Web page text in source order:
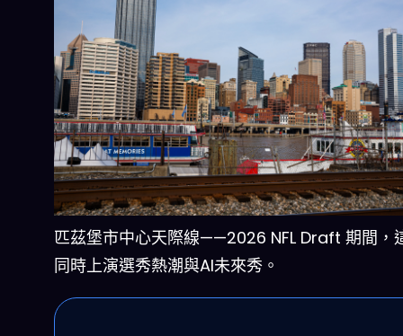
匹茲堡市中心天際線——2026 NFL Draft 期間，
同時上演選秀熱潮與AI未來秀。